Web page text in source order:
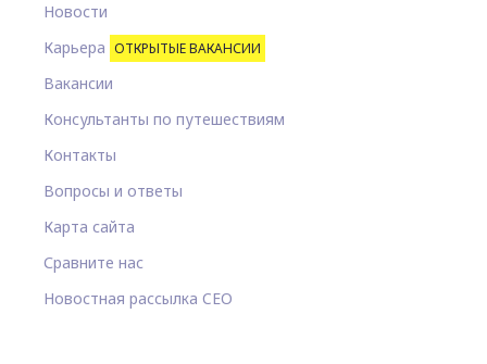
Новости
Карьера ОТКРЫТЫЕ ВАКАНСИИ
Вакансии
Консультанты по путешествиям
Контакты
Вопросы и ответы
Карта сайта
Сравните нас
Новостная рассылка CEO